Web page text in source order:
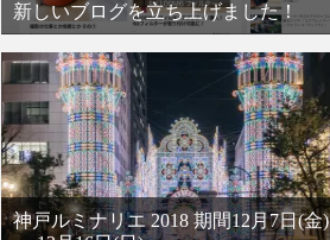
新しいブログを立ち上げました！
神戸ルミナリエ 2018 期間12月7日(金)